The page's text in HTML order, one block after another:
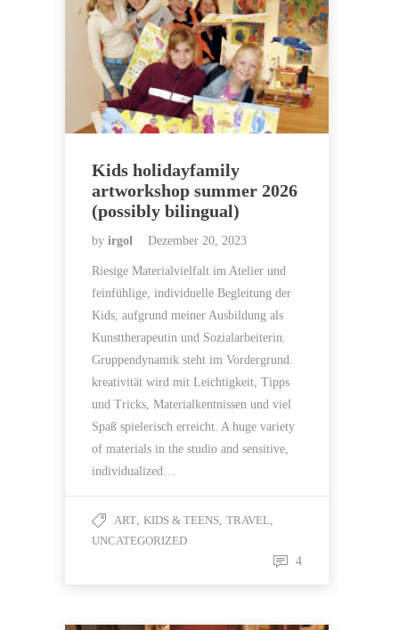
Kids holidayfamily
artworkshop summer 2026
(possibly bilingual)
by irgol Dezember 20, 2023
Riesige Materialvielfalt im Atelier und
feinfühlige, individuelle Begleitung der
Kids, aufgrund meiner Ausbildung als
Kunsttherapeutin und Sozialarbeiterin.
Gruppendynamik steht im Vordergrund.
kreativität wird mit Leichtigkeit, Tipps
und Tricks, Materialkentnissen und viel
Spaß spielerisch erreicht. A huge variety
of materials in the studio and sensitive,
individualized…
ART, KIDS & TEENS, TRAVEL,
UNCATEGORIZED
4